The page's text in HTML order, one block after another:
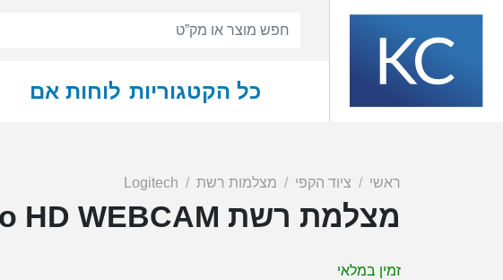
כל הקטגוריות לוחות אם
ראשי ציוד הקפי מצלמות רשת Logitech
מצלמת רשת Logitech WebCam C920 Pro HD WEBCAM
זמין במלאי